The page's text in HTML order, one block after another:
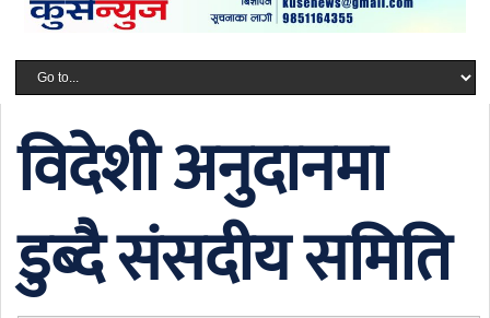
विदेशी अनुदानमा
डुब्दै संसदीय समिति